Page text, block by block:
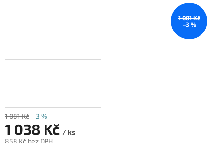
1 081 Kč
–3 %
1 081 Kč –3 %
1 038 Kč / ks
858 Kč bez DPH